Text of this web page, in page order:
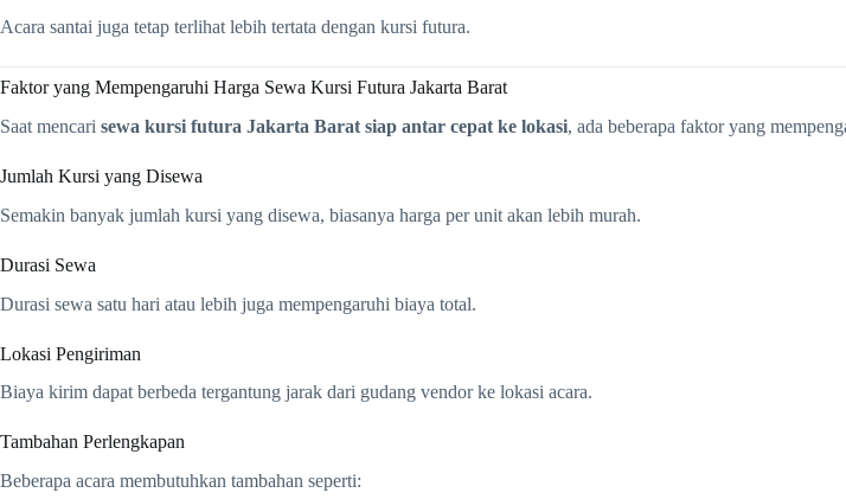
Acara santai juga tetap terlihat lebih tertata dengan kursi futura.
Faktor yang Mempengaruhi Harga Sewa Kursi Futura Jakarta Barat
Saat mencari sewa kursi futura Jakarta Barat siap antar cepat ke lokasi, ada beberapa faktor yang
Jumlah Kursi yang Disewa
Semakin banyak jumlah kursi yang disewa, biasanya harga per unit akan lebih murah.
Durasi Sewa
Durasi sewa satu hari atau lebih juga mempengaruhi biaya total.
Lokasi Pengiriman
Biaya kirim dapat berbeda tergantung jarak dari gudang vendor ke lokasi acara.
Tambahan Perlengkapan
Beberapa acara membutuhkan tambahan seperti: